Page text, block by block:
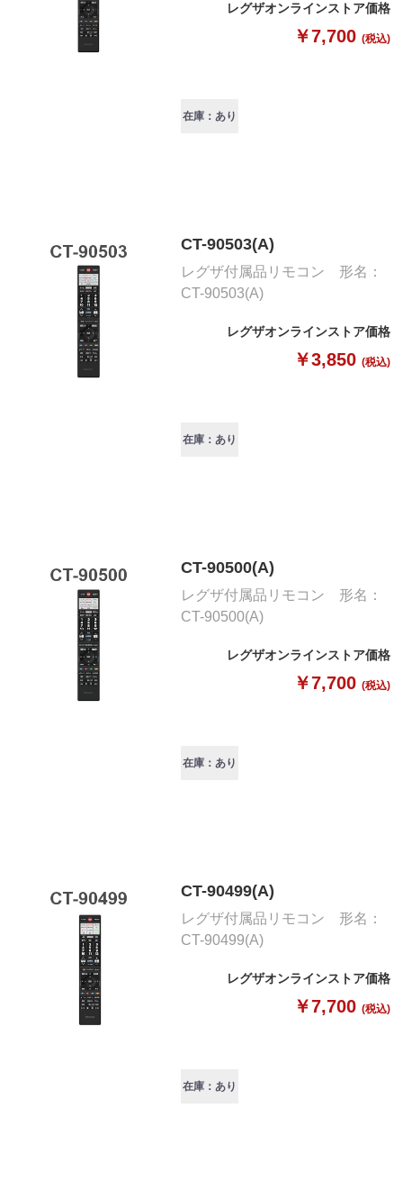
レグザオンラインストア価格
￥7,700 (税込)
在庫：あり
CT-90503(A)
レグザ付属品リモコン 形名：
CT-90503(A)
レグザオンラインストア価格
￥3,850 (税込)
在庫：あり
CT-90500(A)
レグザ付属品リモコン 形名：
CT-90500(A)
レグザオンラインストア価格
￥7,700 (税込)
在庫：あり
CT-90499(A)
レグザ付属品リモコン 形名：
CT-90499(A)
レグザオンラインストア価格
￥7,700 (税込)
在庫：あり